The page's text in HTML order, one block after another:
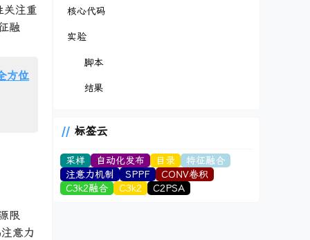
关注重
融
方位
限
意力
核心代码
实验
脚本
结果
标签云
采样 自动化发布 目录
特征融合
注意力机制
SPPF
CONV卷积
C3k2融合
C3k2 C2PSA